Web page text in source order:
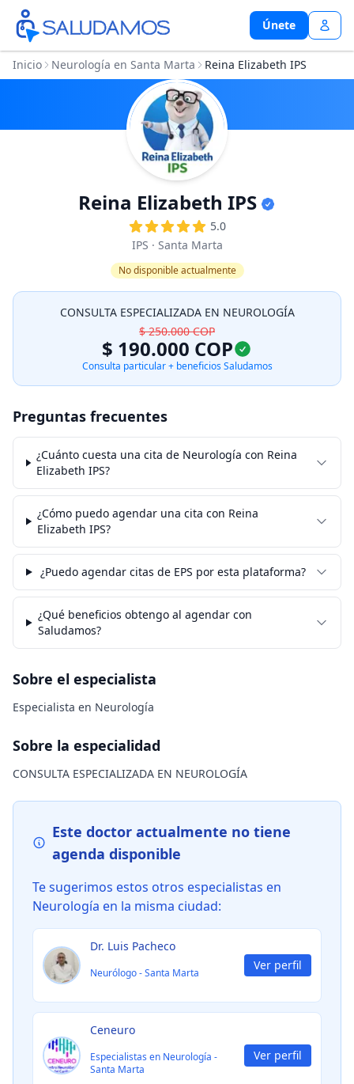
Únete
Únete
Inicio Neurología en Santa Marta Reina Elizabeth IPS
Reina Elizabeth IPS
5.0
IPS · Santa Marta
No disponible actualmente
CONSULTA ESPECIALIZADA EN NEUROLOGÍA
$ 250.000COP
$ 190.000 COP
Consulta particular + beneficios Saludamos
Preguntas frecuentes
¿Cuánto cuesta una cita de Neurología con Reina
Elizabeth IPS?
¿Cómo puedo agendar una cita con Reina
Elizabeth IPS?
¿Puedo agendar citas de EPS por esta plataforma?
¿Qué beneficios obtengo al agendar con
Saludamos?
Sobre el especialista
Especialista en Neurología
Sobre la especialidad
CONSULTA ESPECIALIZADA EN NEUROLOGÍA
Este doctor actualmente no tiene
agenda disponible
Te sugerimos estos otros especialistas en
Neurología en la misma ciudad:
Dr. Luis Pacheco
Neurólogo-Santa Marta
Ver perfil
Ceneuro
Especialistas en Neurología -
Santa Marta
Ver perfil